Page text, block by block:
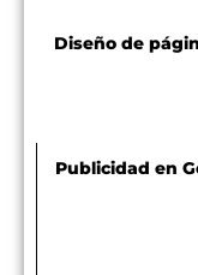
Diseño de
Publicidad en